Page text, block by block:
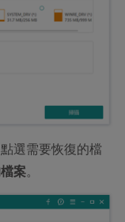
選需要恢復的檔
案。